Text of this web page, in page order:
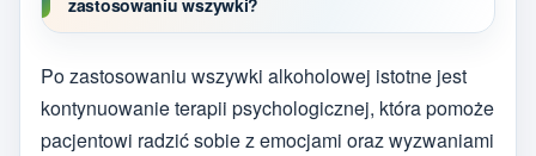
zastosowaniu wszywki?
Po zastosowaniu wszywki alkoholowej istotne jest
kontynuowanie terapii psychologicznej, która pomoże
pacjentowi radzić sobie z emocjami oraz wyzwaniami